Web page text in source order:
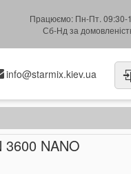
Працюємо: Пн-Пт. 09:30-
Сб-Нд за
info@starmix.kiev.ua
3600 NANO